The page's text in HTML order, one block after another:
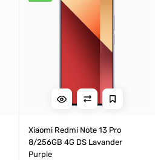
Xiaomi Redmi Note 13 Pro
8/256GB 4G DS Lavander
Purple